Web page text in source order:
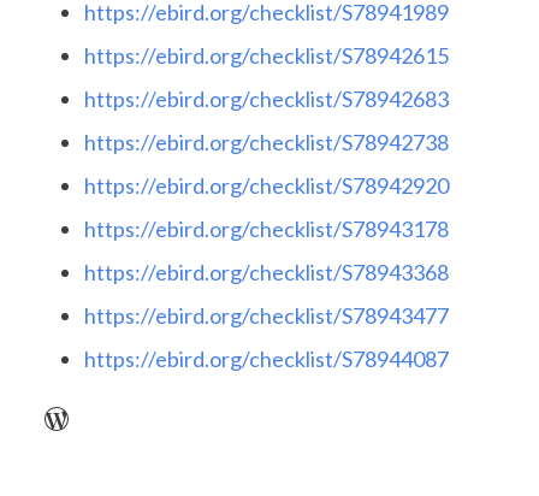
https://ebird.org/checklist/S78941989
https://ebird.org/checklist/S78942615
https://ebird.org/checklist/S78942683
https://ebird.org/checklist/S78942738
https://ebird.org/checklist/S78942920
https://ebird.org/checklist/S78943178
https://ebird.org/checklist/S78943368
https://ebird.org/checklist/S78943477
https://ebird.org/checklist/S78944087
WordPress